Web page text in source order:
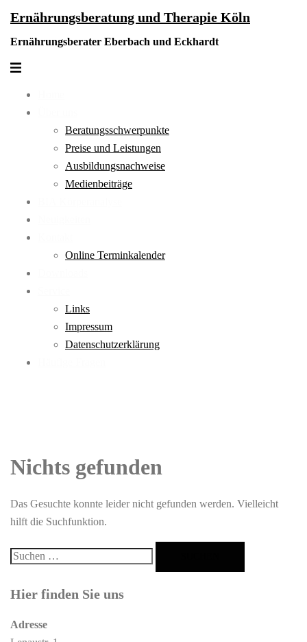
Inhalt
springen
Ernährungsberatung und Therapie Köln
Ernährungsberater Eberbach und Eckhardt
Menü
Beratungsschwerpunkte
Preise und Leistungen
Ausbildungsnachweise
Medienbeiträge
Online Terminkalender
Links
Impressum
Datenschutzerklärung
Nichts gefunden
Das Gesuchte konnte leider nicht gefunden werden. Vielleicht
hilft die Suchfunktion.
Suchen
Hier finden Sie uns
Adresse